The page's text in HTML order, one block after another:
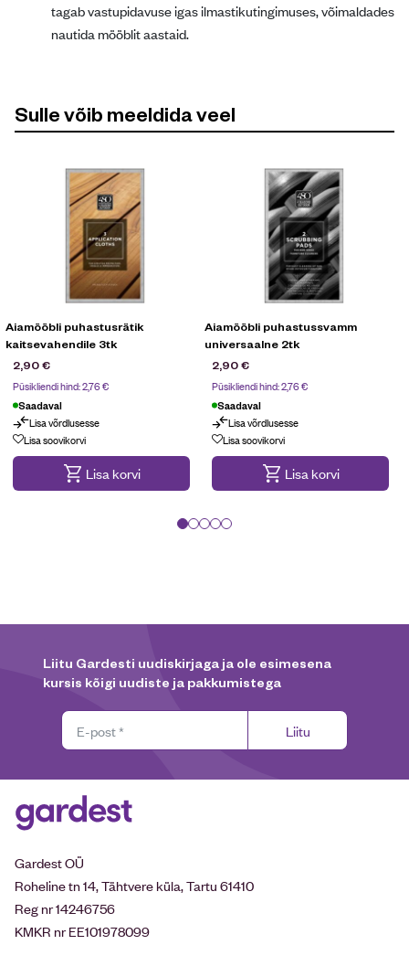
tagab vastupidavuse igas ilmastikutingimuses, võimaldades
nautida mööblit aastaid.
Sulle võib meeldida veel
Aiamööbli puhastusrätik
kaitsevahendile 3tk
2,90€
Püsikliendi hind:2,76€
Saadaval
Lisa võrdlusesse
Lisa soovikorvi
Lisa korvi
Aiamööbli puhastussvamm
universaalne 2tk
2,90€
Püsikliendi hind:2,76€
Saadaval
Lisa võrdlusesse
Lisa soovikorvi
Lisa korvi
Liitu Gardesti uudiskirjaga ja ole esimesena
kursis kõigi uudiste ja pakkumistega
Liitu
Gardest OÜ
Roheline tn 14, Tähtvere küla, Tartu 61410
Reg nr 14246756
KMKR nr EE101978099